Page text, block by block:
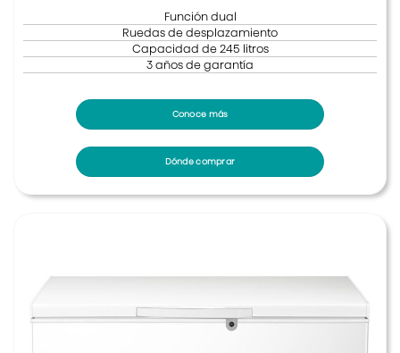
Función dual
Ruedas de desplazamiento
Capacidad de 245 litros
3 años de garantía
Conoce más
Dónde comprar